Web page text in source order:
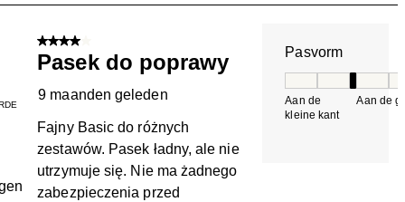
4 van 5 sterren.
Pasek do poprawy
9 maanden geleden
Fajny Basic do różnych
zestawów. Pasek ładny, ale nie
utrzymuje się. Nie ma żadnego
zabezpieczenia przed
Pasvorm
Aan de
kleine kant
Aan de